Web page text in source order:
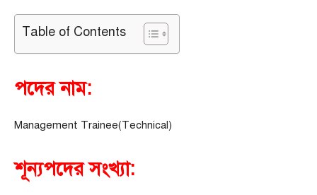
Table of Contents
পদের নাম:
Management Trainee(Technical)
শূন্যপদের সংখ্যা: